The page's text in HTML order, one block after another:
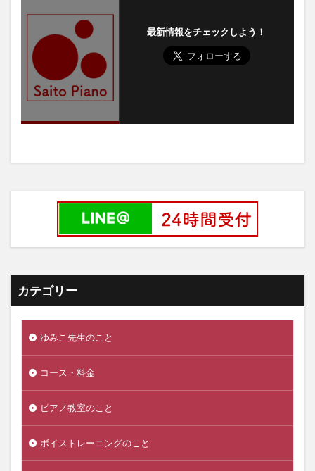
最新情報をチェックしよう！
カテゴリー
ゆみこ先生のこと
コース・料金
ピアノ教室のこと
ボイストレーニングのこと